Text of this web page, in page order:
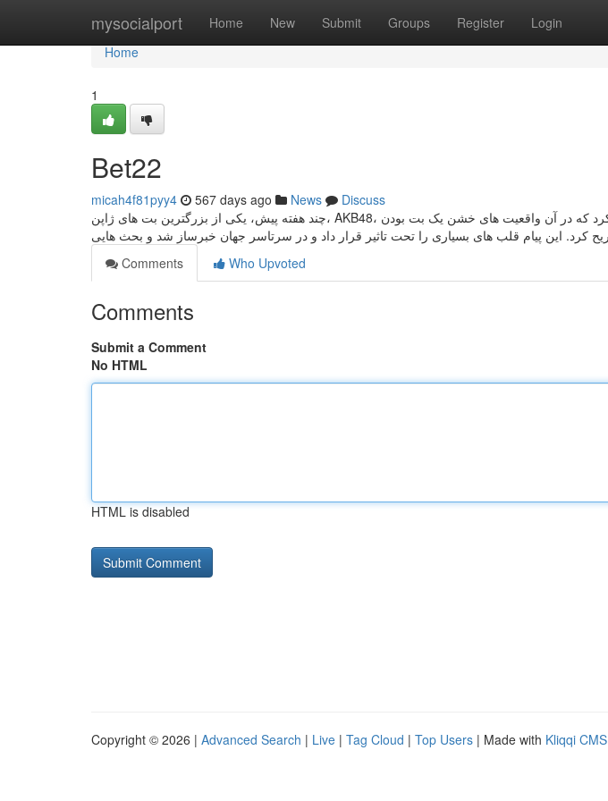
mysocialport Home New Submit Groups Register Login
Home
Home
1
Bet22
micah4f81pyy4 567 days ago News
Discuss
چند هفته پیش، یکی از بزرگترین بت های ژاپن، AKB48، نامه ای سرگشاده به طرفداران خود منتشر کرد که در آن واقعیت های خشن یک بت بودن
Comments
Who Upvoted
Comments
Submit a Comment
No HTML
HTML is disabled
Copyright © 2026 | Advanced Search | Live | Tag Cloud | Top Users | Made with Kliqqi CMS